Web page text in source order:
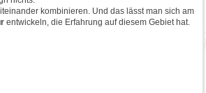
kombinieren. Und das lässt man sich am
entwickeln, die Erfahrung auf diesem Gebiet hat.